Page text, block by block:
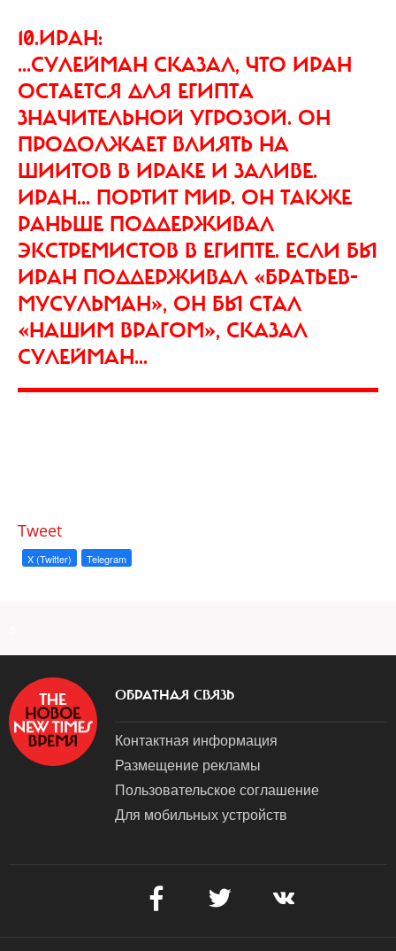
10.ИРАН:
...СУЛЕЙМАН СКАЗАЛ, ЧТО ИРАН
ОСТАЕТСЯ ДЛЯ ЕГИПТА
ЗНАЧИТЕЛЬНОЙ УГРОЗОЙ. ОН
ПРОДОЛЖАЕТ ВЛИЯТЬ НА
ШИИТОВ В ИРАКЕ И ЗАЛИВЕ.
ИРАН... ПОРТИТ МИР. ОН ТАКЖЕ
РАНЬШЕ ПОДДЕРЖИВАЛ
ЭКСТРЕМИСТОВ В ЕГИПТЕ. ЕСЛИ БЫ
ИРАН ПОДДЕРЖИВАЛ «БРАТЬЕВ-
МУСУЛЬМАН», ОН БЫ СТАЛ
«НАШИМ ВРАГОМ», СКАЗАЛ
СУЛЕЙМАН...
Tweet
X (Twitter) Telegram
ОБРАТНАЯ СВЯЗЬ
Контактная информация
Размещение рекламы
Пользовательское соглашение
Для мобильных устройств